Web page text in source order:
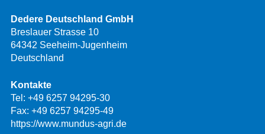
Dedere Deutschland GmbH
Breslauer Strasse 10
64342 Seeheim-Jugenheim
Deutschland
Kontakte
Tel: +49 6257 94295-30
Fax: +49 6257 94295-49
https://www.mundus-agri.de